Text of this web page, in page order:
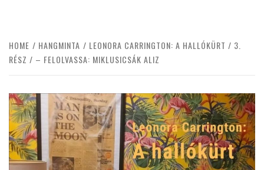
HOME HANGMINTA
LEONORA CARRINGTON: A HALLÓKÜRT / 3.
RÉSZ / – FELOLVASSA: MIKLUSICSÁK ALIZ